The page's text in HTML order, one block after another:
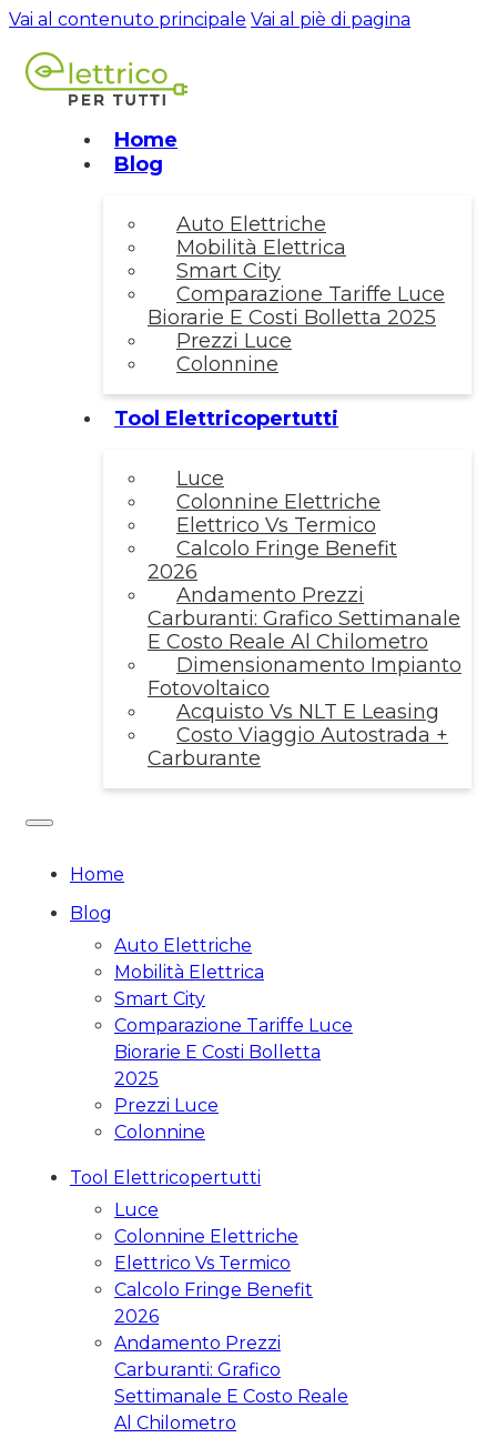
Vai al contenuto principale Vai al piè di pagina
Home
Blog
Auto Elettriche
Mobilità Elettrica
Smart City
Comparazione Tariffe Luce
Biorarie E Costi Bolletta 2025
Prezzi Luce
Colonnine
Tool Elettricopertutti
Luce
Colonnine Elettriche
Elettrico Vs Termico
Calcolo Fringe Benefit
2026
Andamento Prezzi
Carburanti: Grafico Settimanale
E Costo Reale Al Chilometro
Dimensionamento Impianto
Fotovoltaico
Acquisto Vs NLT E Leasing
Costo Viaggio Autostrada +
Carburante
Home
Blog
Auto Elettriche
Mobilità Elettrica
Smart City
Comparazione Tariffe Luce
Biorarie E Costi Bolletta
2025
Prezzi Luce
Colonnine
Tool Elettricopertutti
Luce
Colonnine Elettriche
Elettrico Vs Termico
Calcolo Fringe Benefit
2026
Andamento Prezzi
Carburanti: Grafico
Settimanale E Costo Reale
Al Chilometro